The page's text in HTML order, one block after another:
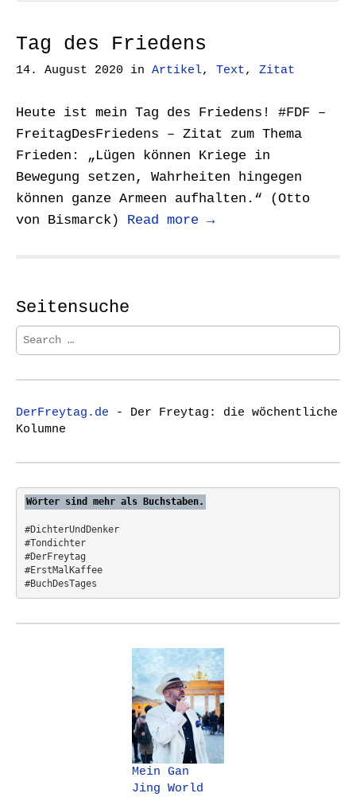
Tag des Friedens
14. August 2020 in Artikel, Text, Zitat
Heute ist mein Tag des Friedens! #FDF –
FreitagDesFriedens – Zitat zum Thema
Frieden: „Lügen können Kriege in
Bewegung setzen, Wahrheiten hingegen
können ganze Armeen aufhalten.“ (Otto
von Bismarck) Read more →
Seitensuche
S
e
r
h
f
r
DerFreytag.de - Der Freytag: die wöchentliche
Kolumne
Wörter sind mehr als Buchstaben.
#DichterUndDenker
#Tondichter
#DerFreytag
#ErstMalKaffee
#BuchDesTages
Mein Gan
Jing World